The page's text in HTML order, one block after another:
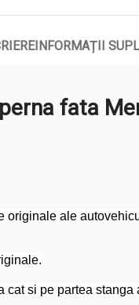
INFORMAȚII
fata
ale
si pe partea